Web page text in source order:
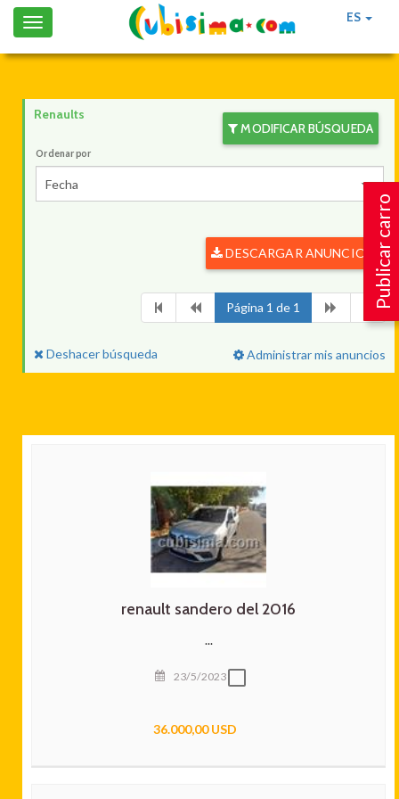
ES
Toggle
navigation
Publicar carro
Renaults
MODIFICAR BÚSQUEDA
Ordenar por
Fecha
DESCARGAR ANUNCIOS
Página 1 de 1
Deshacer búsqueda Administrar mis anuncios
renault sandero del 2016
...
23/5/2023
36.000,00 USD